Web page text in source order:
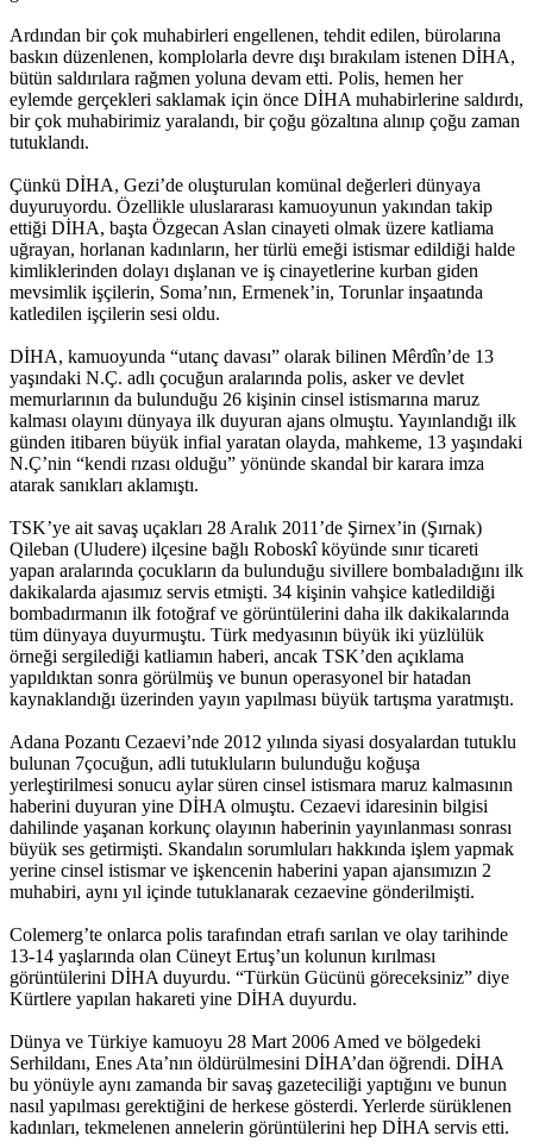
Ardından bir çok muhabirleri engellenen, tehdit edilen, bürolarına
baskın düzenlenen, komplolarla devre dışı bırakılam istenen DİHA,
bütün saldırılara rağmen yoluna devam etti. Polis, hemen her
eylemde gerçekleri saklamak için önce DİHA muhabirlerine saldırdı,
bir çok muhabirimiz yaralandı, bir çoğu gözaltına alınıp çoğu zaman
tutuklandı.
Çünkü DİHA, Gezi’de oluşturulan komünal değerleri dünyaya
duyuruyordu. Özellikle uluslararası kamuoyunun yakından takip
ettiği DİHA, başta Özgecan Aslan cinayeti olmak üzere katliama
uğrayan, horlanan kadınların, her türlü emeği istismar edildiği halde
kimliklerinden dolayı dışlanan ve iş cinayetlerine kurban giden
mevsimlik işçilerin, Soma’nın, Ermenek’in, Torunlar inşaatında
katledilen işçilerin sesi oldu.
DİHA, kamuoyunda “utanç davası” olarak bilinen Mêrdîn’de 13
yaşındaki N.Ç. adlı çocuğun aralarında polis, asker ve devlet
memurlarının da bulunduğu 26 kişinin cinsel istismarına maruz
kalması olayını dünyaya ilk duyuran ajans olmuştu. Yayınlandığı ilk
günden itibaren büyük infial yaratan olayda, mahkeme, 13 yaşındaki
N.Ç’nin “kendi rızası olduğu” yönünde skandal bir karara imza
atarak sanıkları aklamıştı.
TSK’ye ait savaş uçakları 28 Aralık 2011’de Şirnex’in (Şırnak)
Qileban (Uludere) ilçesine bağlı Roboskî köyünde sınır ticareti
yapan aralarında çocukların da bulunduğu sivillere bombaladığını ilk
dakikalarda ajasımız servis etmişti. 34 kişinin vahşice katledildiği
bombadırmanın ilk fotoğraf ve görüntülerini daha ilk dakikalarında
tüm dünyaya duyurmuştu. Türk medyasının büyük iki yüzlülük
örneği sergilediği katliamın haberi, ancak TSK’den açıklama
yapıldıktan sonra görülmüş ve bunun operasyonel bir hatadan
kaynaklandığı üzerinden yayın yapılması büyük tartışma yaratmıştı.
Adana Pozantı Cezaevi’nde 2012 yılında siyasi dosyalardan tutuklu
bulunan 7çocuğun, adli tutukluların bulunduğu koğuşa
yerleştirilmesi sonucu aylar süren cinsel istismara maruz kalmasının
haberini duyuran yine DİHA olmuştu. Cezaevi idaresinin bilgisi
dahilinde yaşanan korkunç olayının haberinin yayınlanması sonrası
büyük ses getirmişti. Skandalın sorumluları hakkında işlem yapmak
yerine cinsel istismar ve işkencenin haberini yapan ajansımızın 2
muhabiri, aynı yıl içinde tutuklanarak cezaevine gönderilmişti.
Colemerg’te onlarca polis tarafından etrafı sarılan ve olay tarihinde
13-14 yaşlarında olan Cüneyt Ertuş’un kolunun kırılması
görüntülerini DİHA duyurdu. “Türkün Gücünü göreceksiniz” diye
Kürtlere yapılan hakareti yine DİHA duyurdu.
Dünya ve Türkiye kamuoyu 28 Mart 2006 Amed ve bölgedeki
Serhildanı, Enes Ata’nın öldürülmesini DİHA’dan öğrendi. DİHA
bu yönüyle aynı zamanda bir savaş gazeteciliği yaptığını ve bunun
nasıl yapılması gerektiğini de herkese gösterdi. Yerlerde sürüklenen
kadınları, tekmelenen annelerin görüntülerini hep DİHA servis etti.